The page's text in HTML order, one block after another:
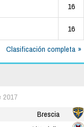
16
16
Clasificación completa
2017
Brescia